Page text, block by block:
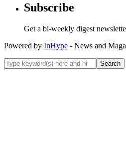
Subscribe
Get a bi-weekly digest
Powered by InHype - News and